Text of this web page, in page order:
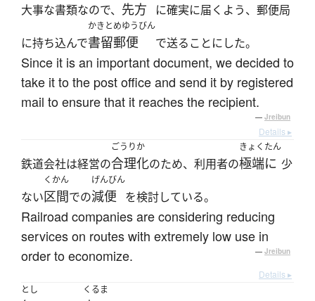
大事な書類なので、 先方 に確実に届くよう、郵便局
に持ち込んで
かきとめゆうびん
書留郵便 で送ることにした。
Since it is an important document, we decided to
take it to the post office and send it by registered
mail to ensure that it reaches the recipient.
— Jreibun
Details ▸
鉄道会社は経営の
ごうりか
合理化のため、利用者の
きょくたん
極端に 少
ない
くかん
区間での
げんびん
減便 を検討している。
Railroad companies are considering reducing
services on routes with extremely low use in
order to economize.
— Jreibun
Details ▸
とし
くるま